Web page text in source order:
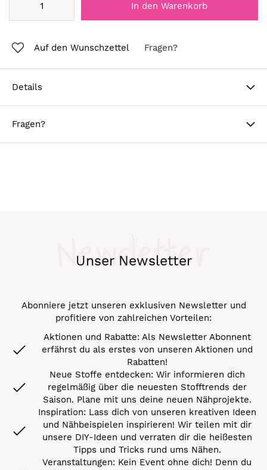
In den Warenkorb
Auf den Wunschzettel Fragen?
Details
Fragen?
Unser Newsletter
Newsletter
Abonniere jetzt unseren exklusiven Newsletter und
profitiere von zahlreichen Vorteilen:
Aktionen und Rabatte: Als Newsletter Abonnent
erfährst du als erstes von unseren Aktionen und
Rabatten!
Neue Stoffe entdecken: Wir informieren dich
regelmäßig über die neuesten Stofftrends der
Saison. Plane mit uns deine neuen Nähprojekte.
Inspiration: Lass dich von unseren kreativen Ideen
und Nähbeispielen inspirieren! Wir teilen mit dir
unsere DIY-Ideen und verraten dir die heißesten
Tipps und Tricks rund ums Nähen.
Veranstaltungen: Kein Event ohne dich! Denn du